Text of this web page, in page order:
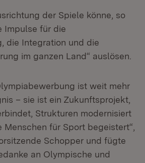
der Spiele könne, so
Impulse für die
die Integration und die
im ganzen Land“ auslösen.
ist weit mehr
– sie ist ein Zukunftsprojekt,
Strukturen modernisiert
für Sport begeistert“,
Schopper und fügte
an Olympische und